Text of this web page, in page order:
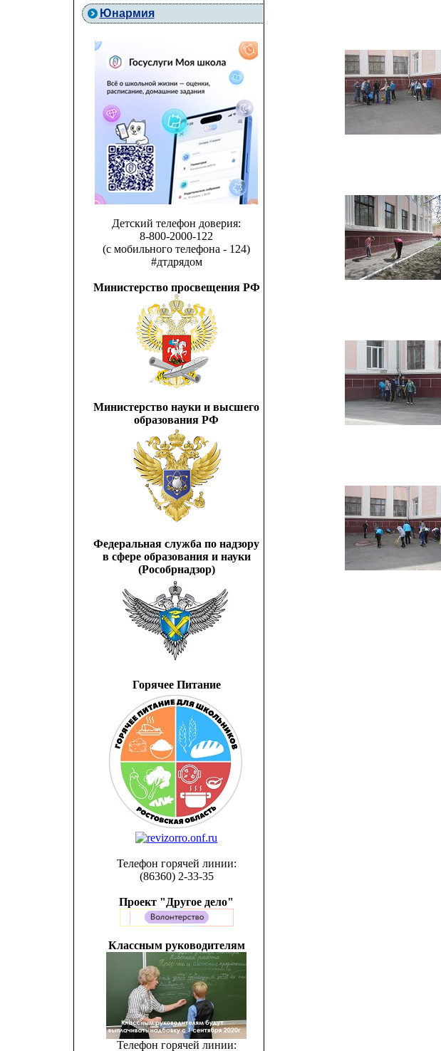
Юнармия
Детский телефон доверия:
8-800-2000-122
(с мобильного телефона - 124)
#дтдрядом
Министерство просвещения РФ
Министерство науки и высшего
образования РФ
Федеральная служба по надзору
в сфере образования и науки
(Рособрнадзор)
Горячее Питание
Телефон горячей линии:
(86360) 2-33-35
Проект "Другое дело"
Классным руководителям
Телефон горячей линии: